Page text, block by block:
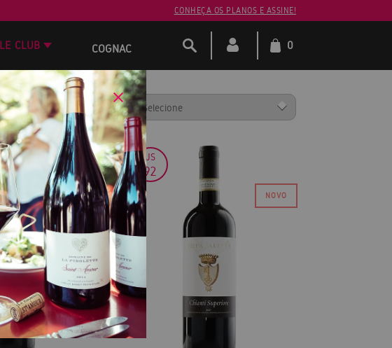
CONHEÇA OS PLANOS E ASSINE!
LE CLUB COGNAC 0
ORDENAR POR:
JS
92